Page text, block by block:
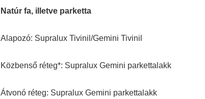
Natúr fa, illetve parketta
Alapozó: Supralux Tivinil/Gemini Tivinil
Közbenső réteg*: Supralux Gemini parkettalakk
Átvonó réteg: Supralux Gemini parkettalakk